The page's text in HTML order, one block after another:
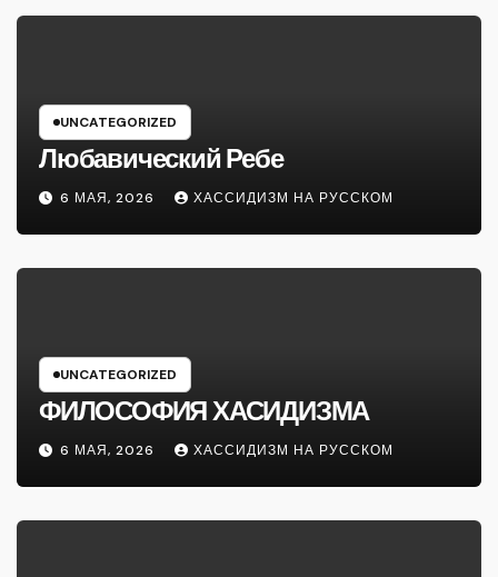
UNCATEGORIZED
Любавический Ребе
6 МАЯ, 2026 ХАССИДИЗМ НА РУССКОМ
UNCATEGORIZED
ФИЛОСОФИЯ ХАСИДИЗМА
6 МАЯ, 2026 ХАССИДИЗМ НА РУССКОМ